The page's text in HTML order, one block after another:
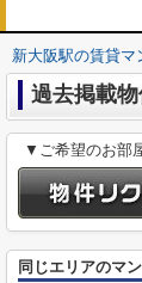
新大阪駅の賃貸マ
過去掲載
▼ご希望のお部
同じエリアのマ